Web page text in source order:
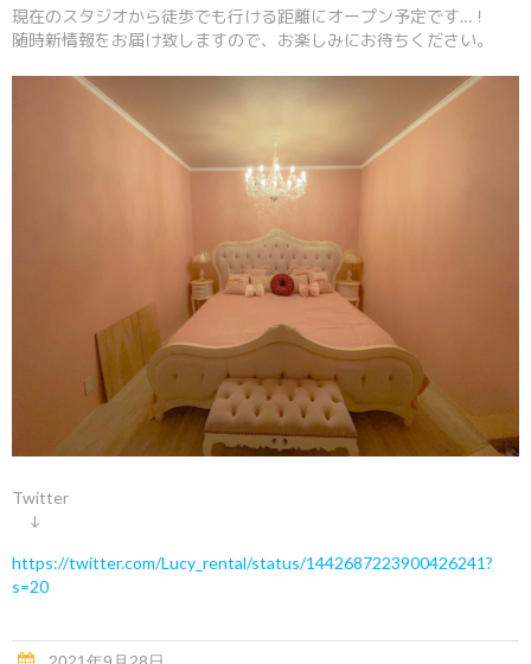
現在のスタジオから徒歩でも行ける距離にオープン予定です…！
随時新情報をお届け致しますので、お楽しみにお待ちください。
Twitter
↓
https://twitter.com/Lucy_rental/status/1442687223900426241?
s=20